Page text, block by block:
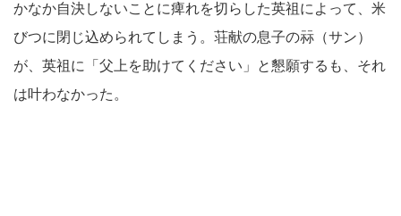
かなか自決しないことに痺れを切らした英祖によって、米
びつに閉じ込められてしまう。荘献の息子の祘（サン）
が、英祖に「父上を助けてください」と懇願するも、それ
は叶わなかった。